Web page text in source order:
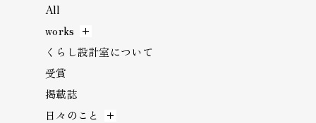
All
works
くらし設計室について
受賞
掲載誌
日々のこと